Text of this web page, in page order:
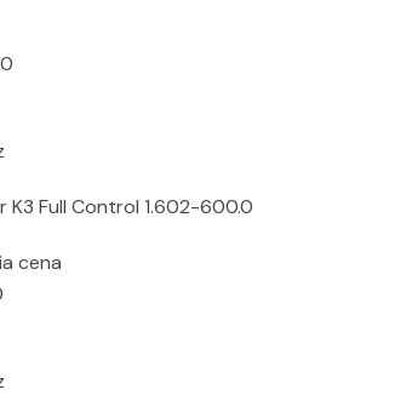
K3 Full Control 1.602-600.0
cena